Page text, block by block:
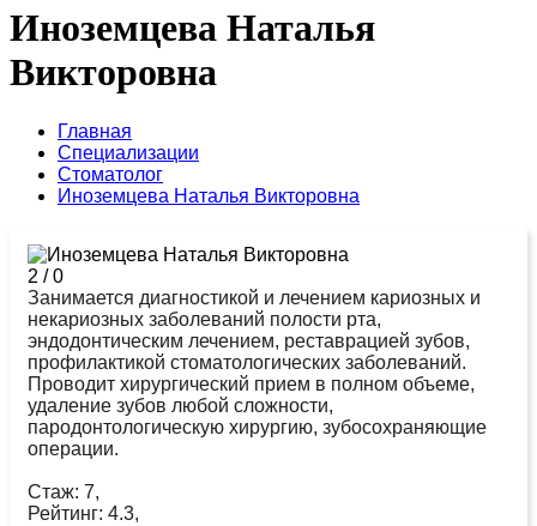
Иноземцева Наталья
Викторовна
Главная
Специализации
Стоматолог
Иноземцева Наталья Викторовна
2 /0
Занимается диагностикой и лечением кариозных и
некариозных заболеваний полости рта,
эндодонтическим лечением, реставрацией зубов,
профилактикой стоматологических заболеваний.
Проводит хирургический прием в полном объеме,
удаление зубов любой сложности,
пародонтологическую хирургию, зубосохраняющие
операции.
Стаж: 7,
Рейтинг: 4.3,